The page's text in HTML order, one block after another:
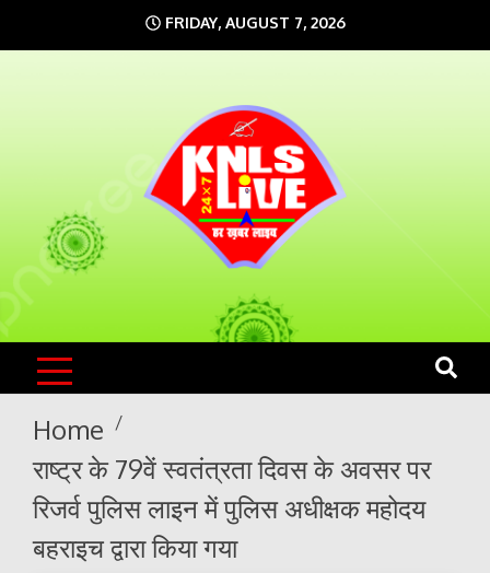
to
FRIDAY, AUGUST 7, 2026
KNLS LIVE
India`s No.1 News Portal
Home
राष्ट्र के 79वें स्वतंत्रता दिवस के अवसर पर
रिजर्व पुलिस लाइन में पुलिस अधीक्षक महोदय
बहराइच द्वारा किया गया